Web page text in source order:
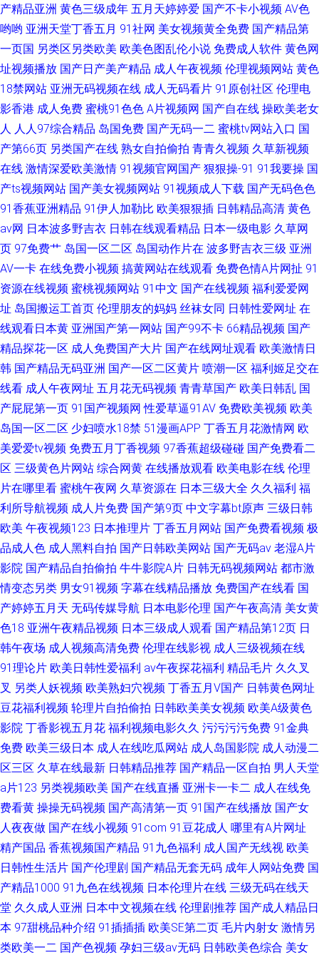
产精品亚洲 黄色三级成年 五月天婷婷爱 国产不卡小视频 AV色
哟哟 亚洲天堂丁香五月 91社网 美女视频黄全免费 国产精品第
一页国 另类区另类欧美 欧美色图乱伦小说 免费成人软件 黄色网
址视频播放 国产日产美产精品 成人午夜视频 伦理视频网站 黄色
18禁网站 亚洲无码视频在线 成人无码看片 91原创社区 伦理电
影香港 成人免费 蜜桃91色色 A片视频网 国产自在线 操欧美老女
人 人人97综合精品 岛国免费 国产无码一二 蜜桃tv网站入口 国
产第66页 另类国产在线 熟女自拍偷拍 青青久视频 久草新视频
在线 激情深爱欧美激情 91视频官网国产 狠狠操-91 91我要操 国
产ts视频网站 国产美女视频网站 91视频成人下载 国产无码色色
91香蕉亚洲精品 91伊人加勒比 欧美狠狠插 日韩精品高清 黄色
av网 日本波多野吉衣 日韩在线观看精品 日本一级电影 久草网
页 97免费艹 岛国一区二区 岛国动作片在 波多野吉衣三级 亚洲
AV一卡 在线免费小视频 搞黄网站在线观看 免费色情A片网扯 91
资源在线视频 蜜桃视频网站 91中文 国产在线视频 福利爱爱网
址 岛国搬运工首页 伦理朋友的妈妈 丝袜女同 日韩性爱网址 在
线观看日本黄 亚洲国产第一网站 国产99不卡 66精品视频 国产
精品探花一区 成人免费国产大片 国产在线网址观看 欧美激情日
韩 国产精品无码亚洲 国产一区二区黄片 喷潮一区 福利姬足交在
线看 成人午夜网址 五月花无码视频 青青草国产 欧美日韩乱 国
产屁屁第一页 91国产视频网 性爱草逼91AV 免费欧美视频 欧美
岛国一区二区 少妇喷水18禁 51漫画APP 丁香五月花激情网 欧
美爱爱tv视频 免费五月丁香视频 97香蕉超级碰碰 国产免费看二
区 三级黄色片网站 综合网黄 在线播放观看 欧美电影在线 伦理
片在哪里看 蜜桃午夜网 久草资源在 日本三级大全 久久福利 福
利所导航视频 成人片免费 国产第9页 中文字幕bt原声 三级日韩
欧美 午夜视频123 日本推理片 丁香五月网站 国产免费看视频 极
品成人色 成人黑料自拍 国产日韩欧美网站 国产无码av 老湿A片
影院 国产精品自拍偷拍 牛牛影院A片 日韩无码视频网站 都市激
情变态另类 男女91视频 字幕在线精品播放 免费国产在线看 国
产婷婷五月天 无码传媒导航 日本电影伦理 国产午夜高清 美女黄
色18 亚洲午夜精品视频 日本三级成人观看 国产精品第12页 日
韩午夜场 成人视频高清免费 伦理在线影视 成人三级视频在线
91理论片 欧美日韩性爱福利 av午夜探花福利 精品毛片 久久叉
叉 另类人妖视频 欧美熟妇穴视频 丁香五月V国产 日韩黄色网址
豆花福利视频 轮理片自拍偷拍 日韩欧美美女视频 欧美A级黄色
影院 丁香影视五月花 福利视频电影久久 污污污污免费 91金典
免费 欧美三级日本 成人在线吃瓜网站 成人岛国影院 成人动漫二
区三区 久草在线最新 日韩精品推荐 国产精品一区自拍 男人天堂
a片123 另类视频欧美 国产在线直播 亚洲卡一卡二 成人在线免
费看黄 操操无码视频 国产高清第一页 91国产在线播放 国产女
人夜夜做 国产在线小视频 91com 91豆花成人 哪里有A片网址
精产国品 香蕉视频国产精品 91九色福利 成人国产无线视 欧美
日韩性生活片 国产伦理剧 国产精品无套无码 成年人网站免费 国
产精品1000 91九色在线视频 日本伦理片在线 三级无码在线天
堂 久久成人亚洲 日本中文视频在线 伦理剧推荐 国产成人精品日
本 97甜桃品种介绍 91插插插 欧美SE第二页 毛片内射女 激情另
类欧美一二 国产色视频 孕妇三级av无码 日韩欧美色综合 美女